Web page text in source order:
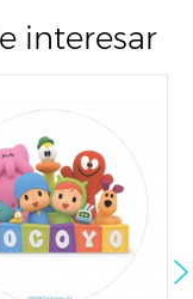
interesar